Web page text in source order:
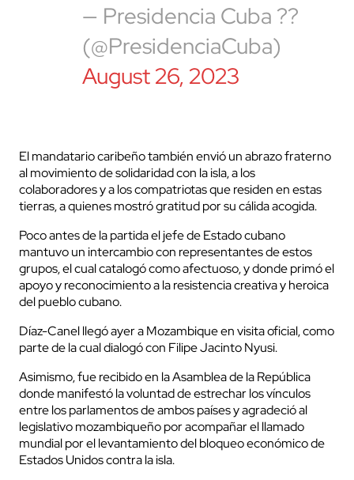
— Presidencia Cuba ??
(@PresidenciaCuba)
August 26, 2023
El mandatario caribeño también envió un abrazo fraterno
al movimiento de solidaridad con la isla, a los
colaboradores y a los compatriotas que residen en estas
tierras, a quienes mostró gratitud por su cálida acogida.
Poco antes de la partida el jefe de Estado cubano
mantuvo un intercambio con representantes de estos
grupos, el cual catalogó como afectuoso, y donde primó el
apoyo y reconocimiento a la resistencia creativa y heroica
del pueblo cubano.
Díaz-Canel llegó ayer a Mozambique en visita oficial, como
parte de la cual dialogó con Filipe Jacinto Nyusi.
Asimismo, fue recibido en la Asamblea de la República
donde manifestó la voluntad de estrechar los vínculos
entre los parlamentos de ambos países y agradeció al
legislativo mozambiqueño por acompañar el llamado
mundial por el levantamiento del bloqueo económico de
Estados Unidos contra la isla.